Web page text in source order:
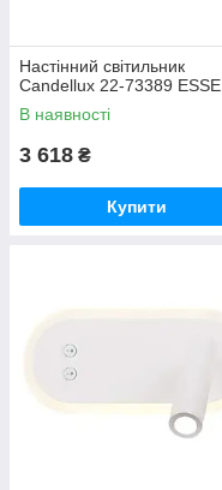
Настінний світильник
Candellux 22-73389 ESSE
В наявності
3 618 ₴
Купити